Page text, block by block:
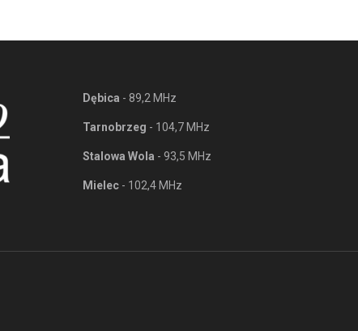
Dębica - 89,2 MHz
Tarnobrzeg - 104,7 MHz
Stalowa Wola - 93,5 MHz
Mielec - 102,4 MHz